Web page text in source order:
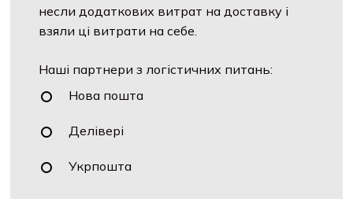
несли додаткових витрат на доставку і
взяли ці витрати на себе.
Наші партнери з логістичних питань:
Нова пошта
Делівері
Укрпошта